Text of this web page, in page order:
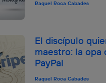
Raquel Roca Cabades
El discípulo
maestro: la opa
PayPal
Raquel Roca Cabades